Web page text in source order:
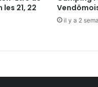
21, 22
il y a 2